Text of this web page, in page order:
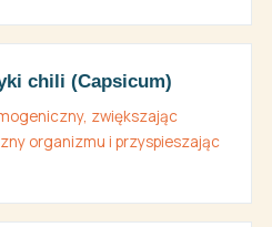
chili (Capsicum)
zwiększając
organizmu i przyspieszając